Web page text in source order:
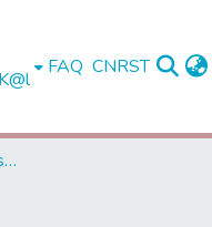
FAQ CNRST
Université Abdelmalek Essaadi - Tétouan